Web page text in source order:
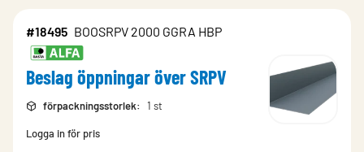
#18495 BOOSRPV 2000 GGRA HBP
Beslag öppningar över SRPV
förpackningsstorlek: 1 st
Logga in för pris